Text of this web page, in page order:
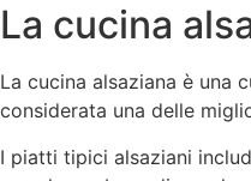
La cucina
La cucina alsaziana è una
considerata una delle
I piatti tipici alsaziani